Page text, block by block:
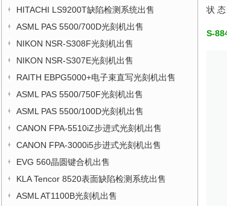
HITACHI LS9200T缺陷检测系统出售
ASML PAS 5500/700D光刻机出售
NIKON NSR-S308F光刻机出售
NIKON NSR-S307E光刻机出售
RAITH EBPG5000+电子束直写光刻机出售
ASML PAS 5500/750F光刻机出售
ASML PAS 5500/100D光刻机出售
CANON FPA-5510iZ步进式光刻机出售
CANON FPA-3000i5步进式光刻机出售
EVG 560晶圆键合机出售
KLA Tencor 8520表面缺陷检测系统出售
ASML AT1100B光刻机出售
状 态
S-